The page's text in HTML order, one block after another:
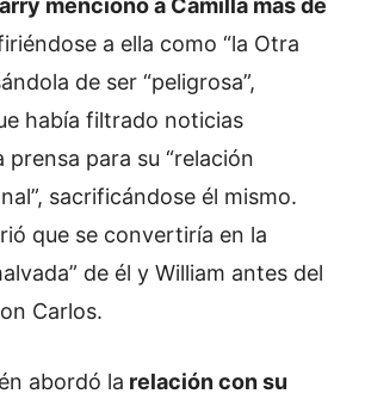
mencionó a Camilla más de
a ella como “la Otra
de ser “peligrosa”,
había filtrado noticias
prensa para su “relación
sacrificándose él mismo.
que se convertiría en la
de él y William antes del
Carlos.
abordó la relación con su